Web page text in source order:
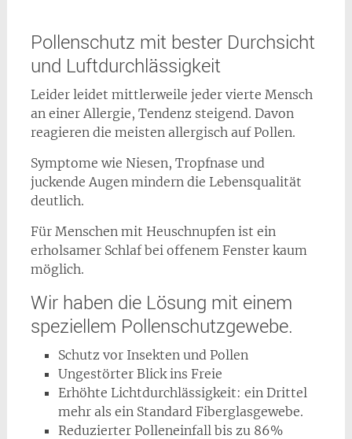
Pollenschutz mit bester Durchsicht
und Luftdurchlässigkeit
Leider leidet mittlerweile jeder vierte Mensch
an einer Allergie, Tendenz steigend. Davon
reagieren die meisten allergisch auf Pollen.
Symptome wie Niesen, Tropfnase und
juckende Augen mindern die Lebensqualität
deutlich.
Für Menschen mit Heuschnupfen ist ein
erholsamer Schlaf bei offenem Fenster kaum
möglich.
Wir haben die Lösung mit einem
speziellem Pollenschutzgewebe.
Schutz vor Insekten und Pollen
Ungestörter Blick ins Freie
Erhöhte Lichtdurchlässigkeit: ein Drittel
mehr als ein Standard Fiberglasgewebe.
Reduzierter Polleneinfall bis zu 86%